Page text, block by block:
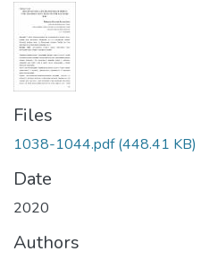
Files
1038-1044.pdf(448.41 KB)
Date
2020
Authors